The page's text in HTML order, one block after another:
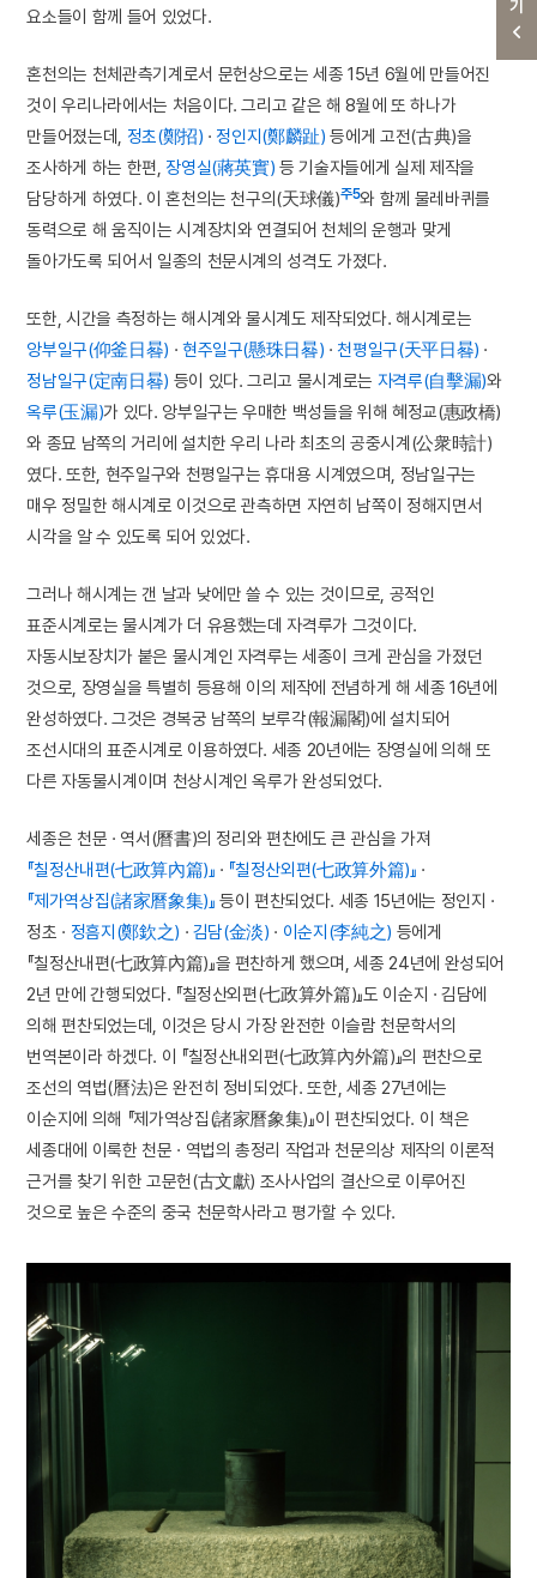
요소들이 함께 들어 있었다.
혼천의는 천체관측기계로서 문헌상으로는 세종 15년 6월에 만들어진
것이 우리나라에서는 처음이다. 그리고 같은 해 8월에 또 하나가
만들어졌는데, 정초(鄭招) · 정인지(鄭麟趾) 등에게 고전(古典)을
조사하게 하는 한편, 장영실(蔣英實) 등 기술자들에게 실제 제작을
담당하게 하였다. 이 혼천의는 천구의(天球儀)주5와 함께 물레바퀴를
동력으로 해 움직이는 시계장치와 연결되어 천체의 운행과 맞게
돌아가도록 되어서 일종의 천문시계의 성격도 가졌다.
또한, 시간을 측정하는 해시계와 물시계도 제작되었다. 해시계로는
앙부일구(仰釜日晷) · 현주일구(懸珠日晷) ·천평일구(天平日晷) ·
정남일구(定南日晷) 등이 있다. 그리고 물시계로는 자격루(自擊漏)와
옥루(玉漏)가 있다. 앙부일구는 우매한 백성들을 위해 혜정교(惠政橋)
와 종묘 남쪽의 거리에 설치한 우리 나라 최초의 공중시계(公衆時計)
였다. 또한, 현주일구와 천평일구는 휴대용 시계였으며, 정남일구는
매우 정밀한 해시계로 이것으로 관측하면 자연히 남쪽이 정해지면서
시각을 알 수 있도록 되어 있었다.
그러나 해시계는 갠 날과 낮에만 쓸 수 있는 것이므로, 공적인
표준시계로는 물시계가 더 유용했는데 자격루가 그것이다.
자동시보장치가 붙은 물시계인 자격루는 세종이 크게 관심을 가졌던
것으로, 장영실을 특별히 등용해 이의 제작에 전념하게 해 세종 16년에
완성하였다. 그것은 경복궁 남쪽의 보루각(報漏閣)에 설치되어
조선시대의 표준시계로 이용하였다. 세종 20년에는 장영실에 의해 또
다른 자동물시계이며 천상시계인 옥루가 완성되었다.
세종은 천문 · 역서(曆書)의 정리와 편찬에도 큰 관심을 가져
『칠정산내편(七政算內篇)』 · 『칠정산외편(七政算外篇)』 ·
『제가역상집(諸家曆象集)』 등이 편찬되었다. 세종 15년에는 정인지 ·
정초 · 정흠지(鄭欽之) · 김담(金淡) · 이순지(李純之) 등에게
『칠정산내편(七政算內篇)』을 편찬하게 했으며, 세종 24년에 완성되어
2년 만에 간행되었다. 『칠정산외편(七政算外篇)』도 이순지 · 김담에
의해 편찬되었는데, 이것은 당시 가장 완전한 이슬람 천문학서의
번역본이라 하겠다. 이 『칠정산내외편(七政算內外篇)』의 편찬으로
조선의 역법(曆法)은 완전히 정비되었다. 또한, 세종 27년에는
이순지에 의해 『제가역상집(諸家曆象集)』이 편찬되었다. 이 책은
세종대에 이룩한 천문 · 역법의 총정리 작업과 천문의상 제작의 이론적
근거를 찾기 위한 고문헌(古文獻) 조사사업의 결산으로 이루어진
것으로 높은 수준의 중국 천문학사라고 평가할 수 있다.